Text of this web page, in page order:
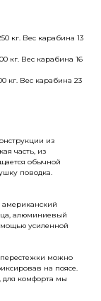
кг. Вес карабина 13
кг. Вес карабина 16
кг. Вес карабина 23
из
часть, из
обычной
поводка.
американский
алюминиевый
усиленной
можно
на поясе.
для комфорта мы